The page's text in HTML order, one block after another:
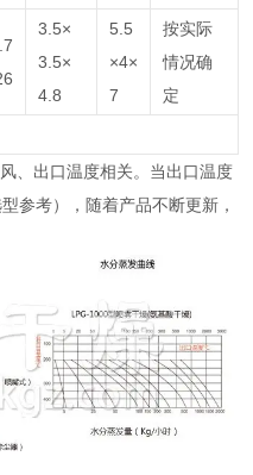
3.5×
3.5×
4.8
5.5
×4×
7
按实际
情况确
定
、出口温度相关。当出口温度
参考），随着产品不断更新，